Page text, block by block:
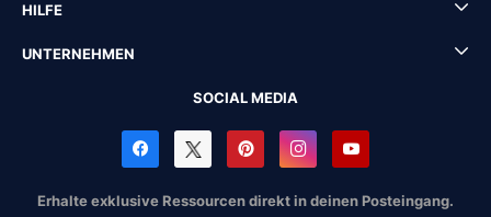
HILFE
UNTERNEHMEN
SOCIAL MEDIA
Erhalte exklusive Ressourcen direkt in deinen Posteingang.